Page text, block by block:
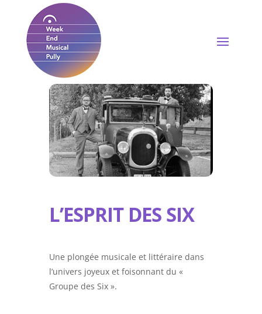
L’ESPRIT DES SIX
Une plongée musicale et littéraire dans
l’univers joyeux et foisonnant du «
Groupe des Six ».